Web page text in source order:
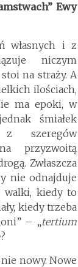
Ewy
własnych i z
niczym
na straży. A
ilościach,
ma epoki, w
śmiałek
z szeregów
przyzwoitą
Zwłaszcza
nie odnajduje
kiedy to
kiedy trzeba
– „tertium
nowy. Nowe